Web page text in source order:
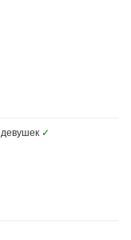
девушек ✓